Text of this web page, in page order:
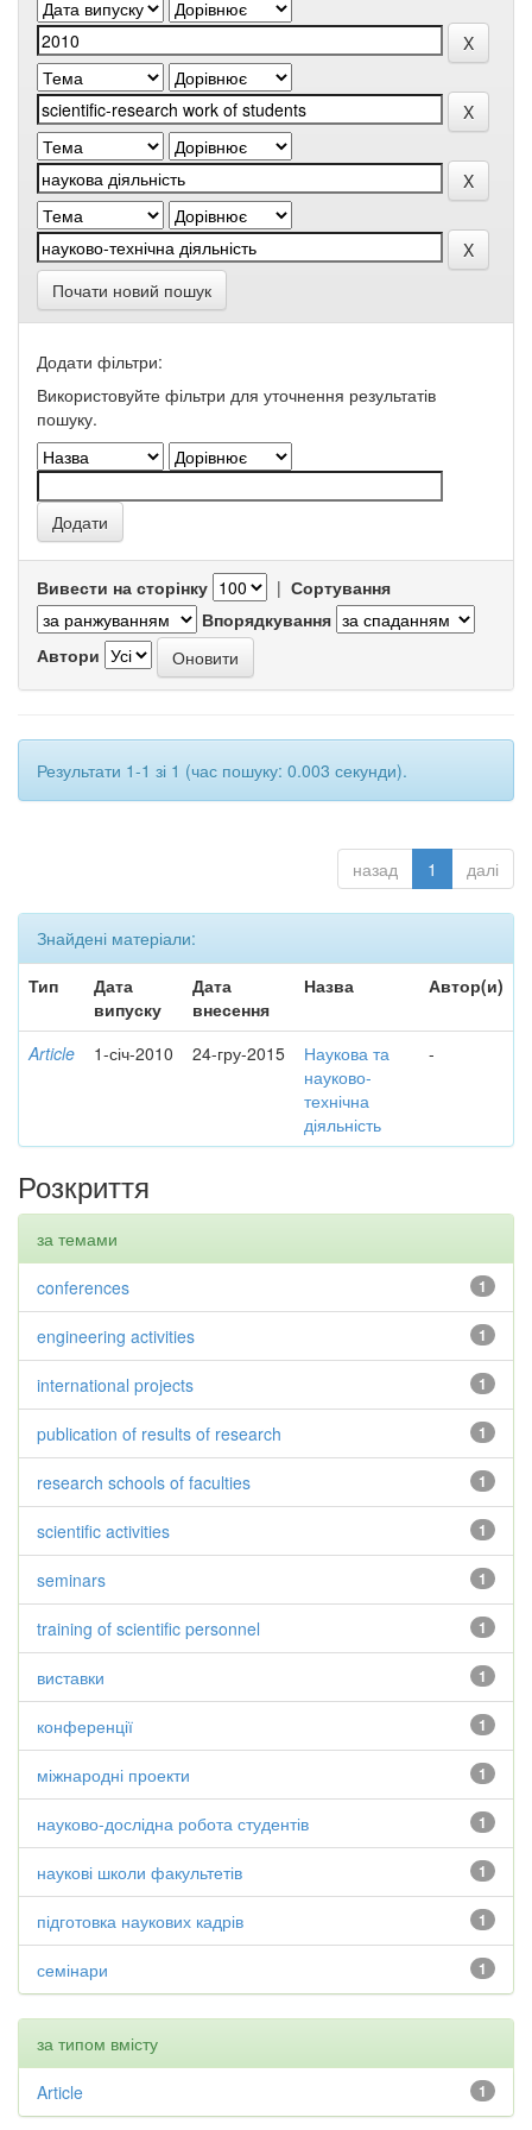
Почати новий пошук
Додати фільтри:
Використовуйте фільтри для уточнення результатів
пошуку.
Вивести на сторінку | Сортування
Впорядкування
Автори
Результати 1-1 зі 1 (час пошуку: 0.003 секунди).
назад 1 далі
Знайдені матеріали:
Тип
Дата
випуску
Дата
внесення
Назва Автор(и)
Article 1-січ-2010 24-гру-2015
Наукова та
науково-
технічна
діяльність
-
Розкриття
за темами
1
conferences
1
engineering activities
1
international projects
1
publication of results of research
1
research schools of faculties
1
scientific activities
1
seminars
1
training of scientific personnel
1
виставки
1
конференції
1
міжнародні проекти
1
науково-дослідна робота студентів
1
наукові школи факультетів
1
підготовка наукових кадрів
1
семінари
за типом вмісту
1
Article